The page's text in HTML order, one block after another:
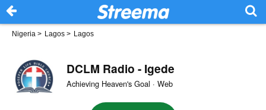
Nigeria > Lagos > Lagos
DCLM Radio - Igede
Achieving Heaven's Goal · Web